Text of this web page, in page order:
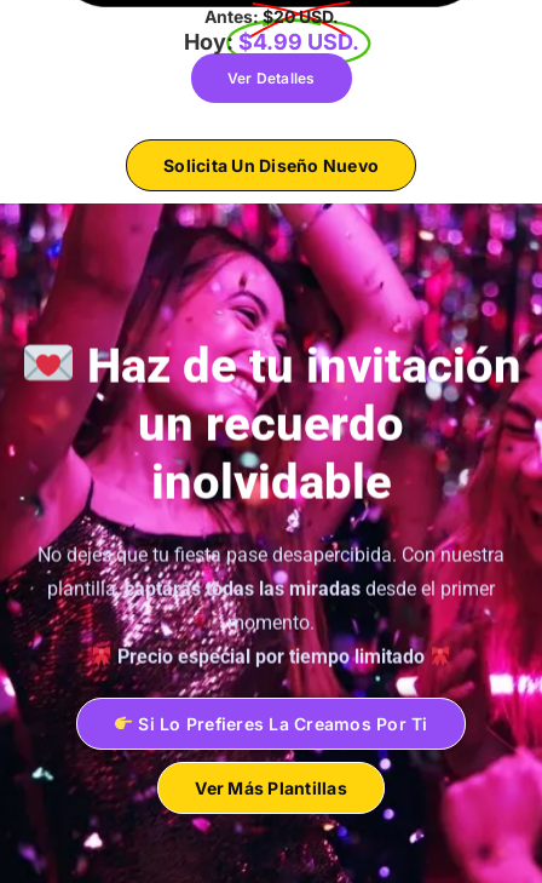
Hoy:$4.99 USD.
Ver Detalles
Antes:$20 USD.
Solicita Un Diseño Nuevo
Haz de tu invitación
un recuerdo
inolvidable
No dejes que tu fiesta pase desapercibida. Con nuestra
plantilla,captarás todas las miradas desde el primer
momento.
Precio especial por tiempo limitado
Si Lo Prefieres La Creamos Por Ti
Ver Más Plantillas